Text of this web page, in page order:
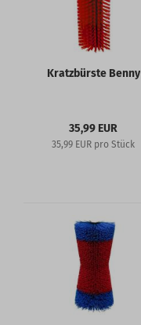
Kratzbürste Benny
35,99 EUR
35,99 EUR pro Stück